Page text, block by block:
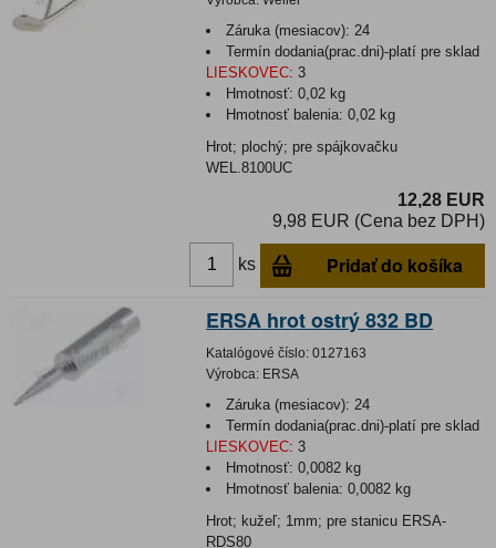
Záruka (mesiacov): 24
Termín dodania(prac.dni)-platí pre sklad
LIESKOVEC: 3
Hmotnosť:0,02 kg
Hmotnosť balenia:0,02 kg
Hrot; plochý; pre spájkovačku
WEL.8100UC
12,28 EUR
9,98 EUR (Cena bez DPH)
ks Pridať do košíka
ERSA hrot ostrý 832 BD
Katalógové číslo: 0127163
Výrobca: ERSA
Záruka (mesiacov): 24
Termín dodania(prac.dni)-platí pre sklad
LIESKOVEC: 3
Hmotnosť:0,0082 kg
Hmotnosť balenia:0,0082 kg
Hrot; kužeľ; 1mm; pre stanicu ERSA-
RDS80